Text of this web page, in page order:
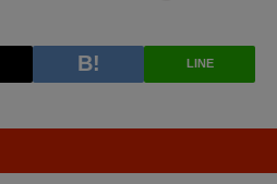
LINE